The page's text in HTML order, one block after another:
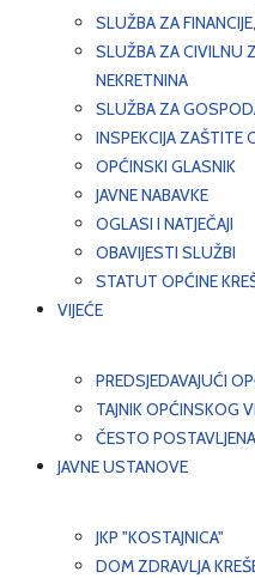
SLUŽBA ZA
SLUŽBA ZA CIVILNU
NEKRETNINA
SLUŽBA ZA
INSPEKCIJA
OPĆINSKI GLASNIK
JAVNE NABAVKE
OGLASI I NATJEČAJI
OBAVIJESTI SLUŽBI
STATUT OPĆINE
VIJEĆE
PREDSJEDAVAJUĆI
TAJNIK OPĆINSKOG
ČESTO
JAVNE USTANOVE
JKP "KOSTAJNICA"
DOM ZDRAVLJA